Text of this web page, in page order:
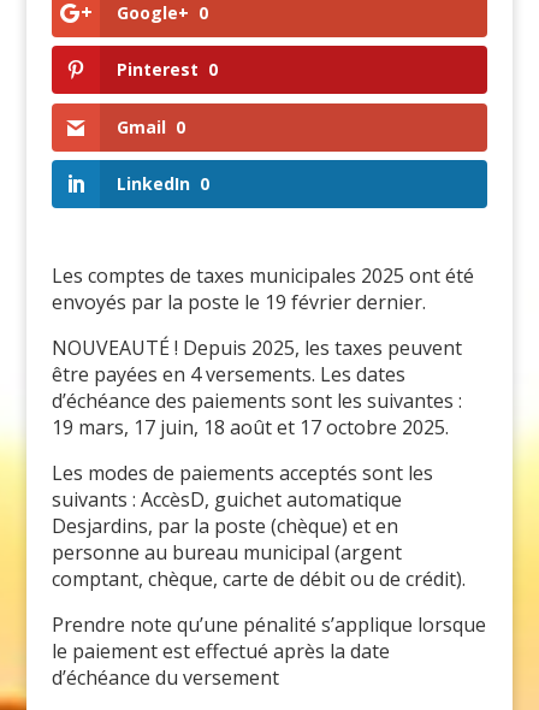
Google+ 0
Pinterest 0
Gmail 0
LinkedIn 0
Les comptes de taxes municipales 2025 ont été
envoyés par la poste le 19 février dernier.
NOUVEAUTÉ ! Depuis 2025, les taxes peuvent
être payées en 4 versements. Les dates
d’échéance des paiements sont les suivantes :
19 mars, 17 juin, 18 août et 17 octobre 2025.
Les modes de paiements acceptés sont les
suivants : AccèsD, guichet automatique
Desjardins, par la poste (chèque) et en
personne au bureau municipal (argent
comptant, chèque, carte de débit ou de crédit).
Prendre note qu’une pénalité s’applique lorsque
le paiement est effectué après la date
d’échéance du versement